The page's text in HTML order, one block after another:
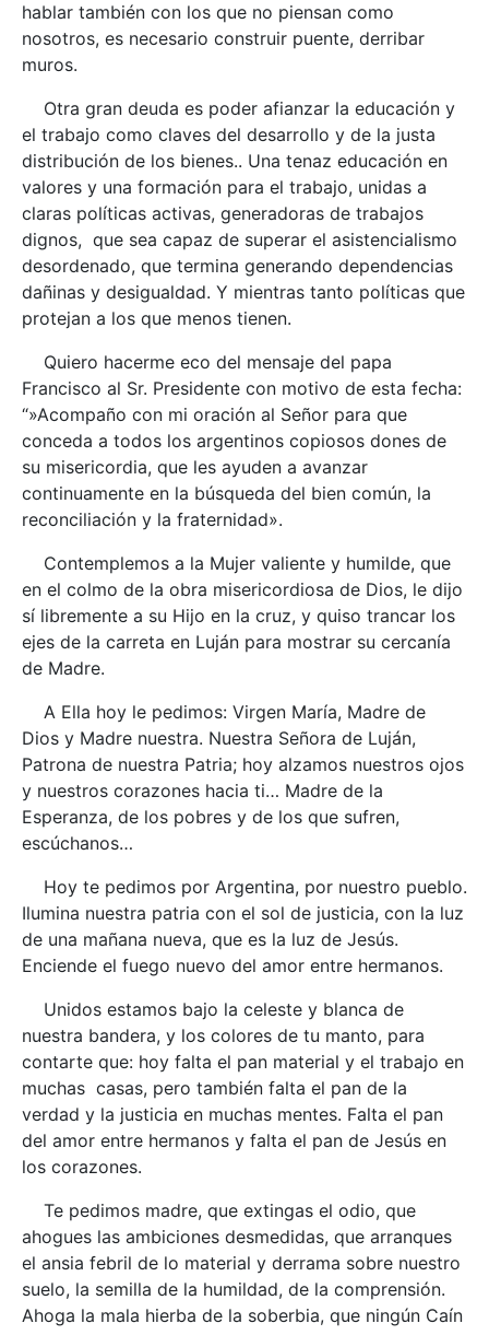
hablar también con los que no piensan como
nosotros, es necesario construir puente, derribar
muros.
Otra gran deuda es poder afianzar la educación y
el trabajo como claves del desarrollo y de la justa
distribución de los bienes.. Una tenaz educación en
valores y una formación para el trabajo, unidas a
claras políticas activas, generadoras de trabajos
dignos, que sea capaz de superar el asistencialismo
desordenado, que termina generando dependencias
dañinas y desigualdad. Y mientras tanto políticas que
protejan a los que menos tienen.
Quiero hacerme eco del mensaje del papa
Francisco al Sr. Presidente con motivo de esta fecha:
“»Acompaño con mi oración al Señor para que
conceda a todos los argentinos copiosos dones de
su misericordia, que les ayuden a avanzar
continuamente en la búsqueda del bien común, la
reconciliación y la fraternidad».
Contemplemos a la Mujer valiente y humilde, que
en el colmo de la obra misericordiosa de Dios, le dijo
sí libremente a su Hijo en la cruz, y quiso trancar los
ejes de la carreta en Luján para mostrar su cercanía
de Madre.
A Ella hoy le pedimos: Virgen María, Madre de
Dios y Madre nuestra. Nuestra Señora de Luján,
Patrona de nuestra Patria; hoy alzamos nuestros ojos
y nuestros corazones hacia ti… Madre de la
Esperanza, de los pobres y de los que sufren,
escúchanos…
Hoy te pedimos por Argentina, por nuestro pueblo.
Ilumina nuestra patria con el sol de justicia, con la luz
de una mañana nueva, que es la luz de Jesús.
Enciende el fuego nuevo del amor entre hermanos.
Unidos estamos bajo la celeste y blanca de
nuestra bandera, y los colores de tu manto, para
contarte que: hoy falta el pan material y el trabajo en
muchas casas, pero también falta el pan de la
verdad y la justicia en muchas mentes. Falta el pan
del amor entre hermanos y falta el pan de Jesús en
los corazones.
Te pedimos madre, que extingas el odio, que
ahogues las ambiciones desmedidas, que arranques
el ansia febril de lo material y derrama sobre nuestro
suelo, la semilla de la humildad, de la comprensión.
Ahoga la mala hierba de la soberbia, que ningún Caín